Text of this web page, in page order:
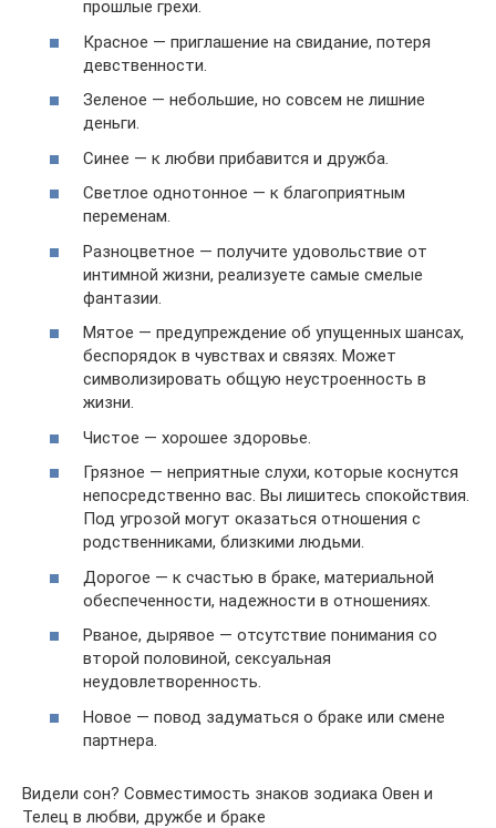
прошлые грехи.
Красное — приглашение на свидание, потеря
девственности.
Зеленое — небольшие, но совсем не лишние
деньги.
Синее — к любви прибавится и дружба.
Светлое однотонное — к благоприятным
переменам.
Разноцветное — получите удовольствие от
интимной жизни, реализуете самые смелые
фантазии.
Мятое — предупреждение об упущенных шансах,
беспорядок в чувствах и связях. Может
символизировать общую неустроенность в
жизни.
Чистое — хорошее здоровье.
Грязное — неприятные слухи, которые коснутся
непосредственно вас. Вы лишитесь спокойствия.
Под угрозой могут оказаться отношения с
родственниками, близкими людьми.
Дорогое — к счастью в браке, материальной
обеспеченности, надежности в отношениях.
Рваное, дырявое — отсутствие понимания со
второй половиной, сексуальная
неудовлетворенность.
Новое — повод задуматься о браке или смене
партнера.
Видели сон? Совместимость знаков зодиака Овен и
Телец в любви, дружбе и браке